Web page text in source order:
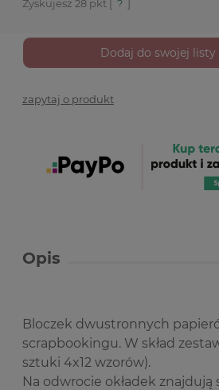
Zyskujesz 28 pkt [ ? ]
Dodaj do swojej listy
zapytaj o produkt
Opis
Bloczek dwustronnych
scrapbookingu. W skład
sztuki 4x12 wzorów).
Na odwrocie okładek znajdują